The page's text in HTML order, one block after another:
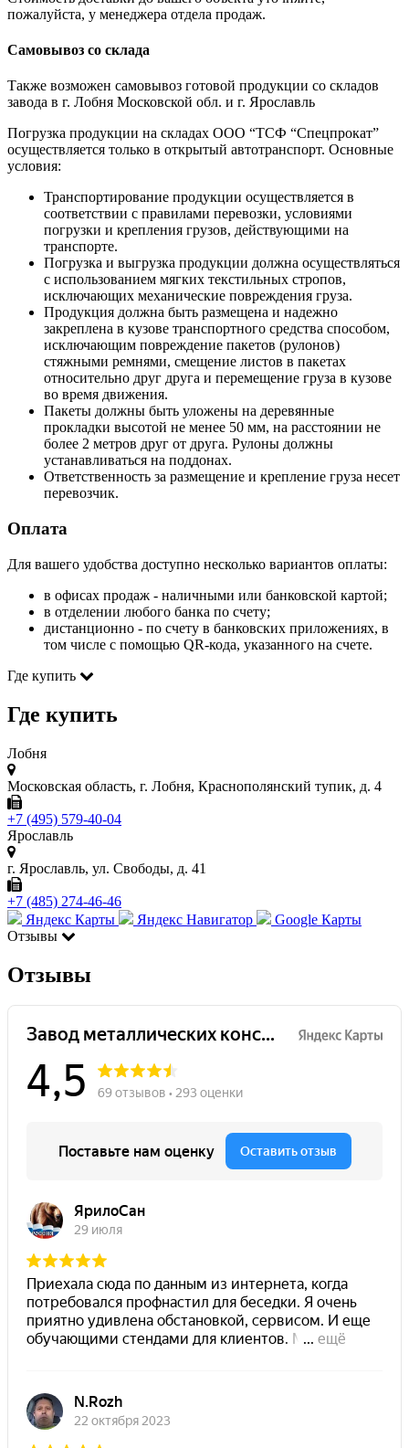
пожалуйста, у менеджера отдела продаж.
Самовывоз со склада
Также возможен самовывоз готовой продукции со складов
завода в г. Лобня Московской обл. и г. Ярославль
Погрузка продукции на складах ООО “ТСФ “Спецпрокат”
осуществляется только в открытый автотранспорт. Основные
условия:
Транспортирование продукции осуществляется в
соответствии с правилами перевозки, условиями
погрузки и крепления грузов, действующими на
транспорте.
Погрузка и выгрузка продукции должна осуществляться
с использованием мягких текстильных стропов,
исключающих механические повреждения груза.
Продукция должна быть размещена и надежно
закреплена в кузове транспортного средства способом,
исключающим повреждение пакетов (рулонов)
стяжными ремнями, смещение листов в пакетах
относительно друг друга и перемещение груза в кузове
во время движения.
Пакеты должны быть уложены на деревянные
прокладки высотой не менее 50 мм, на расстоянии не
более 2 метров друг от друга. Рулоны должны
устанавливаться на поддонах.
Ответственность за размещение и крепление груза несет
перевозчик.
Оплата
Для вашего удобства доступно несколько вариантов оплаты:
в офисах продаж - наличными или банковской картой;
в отделении любого банка по счету;
дистанционно - по счету в банковских приложениях, в
том числе с помощью QR-кода, указанного на счете.
Где купить
Где купить
Лобня
Московская область, г. Лобня, Краснополянский тупик, д. 4
+7 (495) 579-40-04
Ярославль
г. Ярославль, ул. Свободы, д. 41
+7 (485) 274-46-46
Яндекс Карты
Яндекс Навигатор
Google Карты
Отзывы
Отзывы